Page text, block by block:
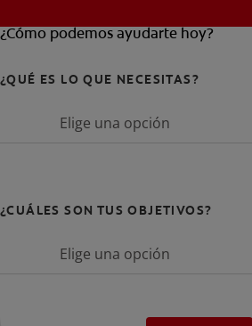
¿Cómo podemos ayudarte hoy?
¿QUÉ ES LO QUE NECESITAS?
Elige una opción
¿CUÁLES SON TUS OBJETIVOS?
Elige una opción